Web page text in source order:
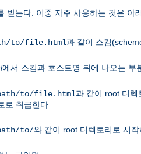
받는다. 이중 자주 사용하는 것은 아
to/file.html과 같이 스킴
에서 스킴과 호스트명 뒤에 나오는 부
to/file.html과 같이 root 디렉
로 취급한다.
to/와 같이 root 디렉토리로 시